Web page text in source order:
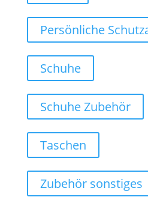
Persönliche
Schuhe
Schuhe Zubehör
Taschen
Zubehör sonstiges